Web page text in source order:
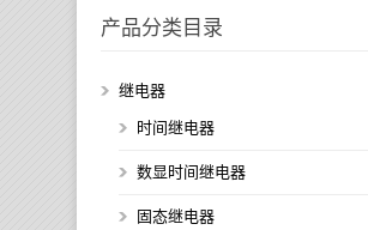
产品分类目录
继电器
时间继电器
数显时间继电器
固态继电器